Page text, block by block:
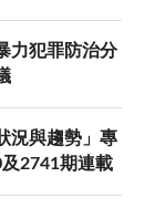
力犯罪防治分
況與趨勢」專
2741期連載